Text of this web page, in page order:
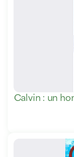
Calvin : un